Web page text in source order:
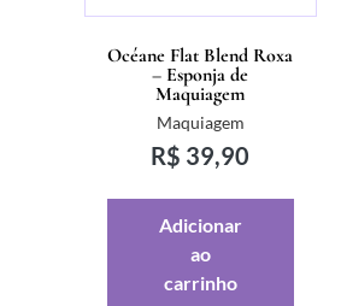
Océane Flat Blend Roxa
– Esponja de
Maquiagem
Maquiagem
R$ 39,90
Adicionar
ao
carrinho